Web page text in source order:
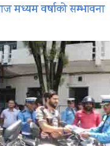
मध्यम वर्षाको सम्भावना